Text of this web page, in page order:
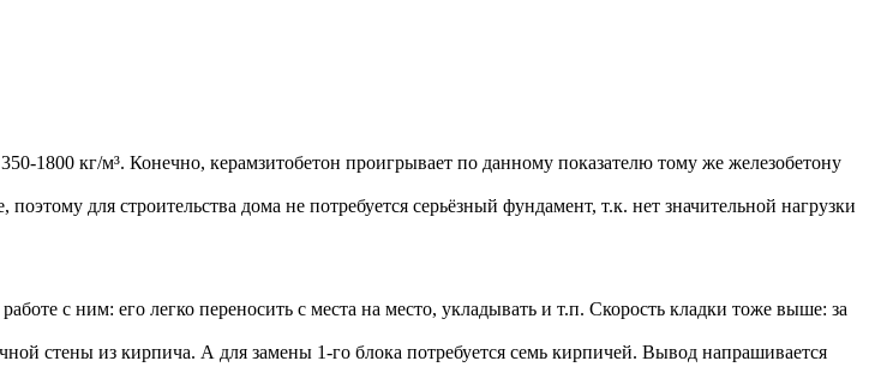
1800 кг/м³. Конечно, керамзитобетон проигрывает по данному показателю тому же железобетону
для строительства дома не потребуется серьёзный фундамент, т.к. нет значительной нагрузки
с ним: его легко переносить с места на место, укладывать и т.п. Скорость кладки тоже выше: за
стены из кирпича. А для замены 1-го блока потребуется семь кирпичей. Вывод напрашивается